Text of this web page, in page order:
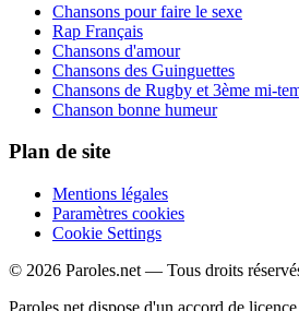
Chansons pour faire le sexe
Rap Français
Chansons d'amour
Chansons des Guinguettes
Chansons de Rugby et 3ème mi-
Chanson bonne humeur
Plan de site
Mentions légales
Paramètres cookies
Cookie Settings
© 2026 Paroles.net — Tous droits